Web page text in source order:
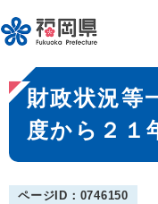
ー
ジ
先
頭
。
メニ
本
文
財政状況等
度から２１
ページID：0746150